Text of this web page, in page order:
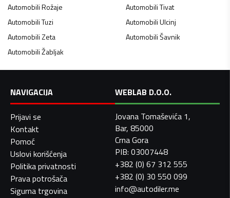
AutomobiliRožaje AutomobiliTivat
AutomobiliTuzi AutomobiliUlcinj
AutomobiliZeta AutomobiliŠavnik
AutomobiliŽabljak
NAVIGACIJA
Prijavi se
Kontakt
Pomoć
Uslovi korišćenja
Politika privatnosti
Prava potrošača
Sigurna trgovina
WEBLAB D.O.O.
Jovana Tomaševića 1,
Bar, 85000
Crna Gora
PIB: 03007448
+382 (0) 67 312 555
+382 (0) 30 550 099
info@autodiler.me